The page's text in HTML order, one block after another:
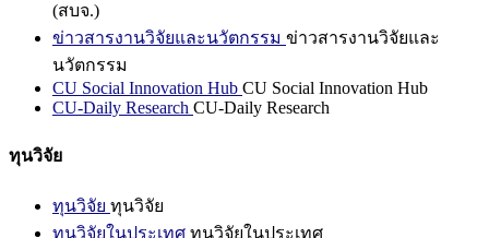
(สบจ.)
ข่าวสารงานวิจัยและนวัตกรรม ข่าวสารงานวิจัยและ
นวัตกรรม
CU Social Innovation Hub CU Social Innovation Hub
CU-Daily Research CU-Daily Research
ทุนวิจัย
ทุนวิจัย ทุนวิจัย
ทุนวิจัยในประเทศ ทุนวิจัยในประเทศ